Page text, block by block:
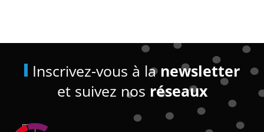
Inscrivez-vous à lanewsletter
et suivez nos réseaux